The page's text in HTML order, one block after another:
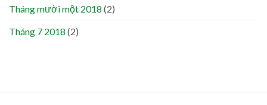
Tháng mười một 2018 (2)
Tháng 7 2018 (2)